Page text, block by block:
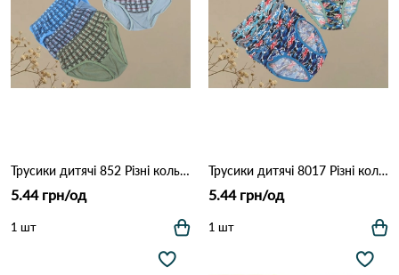
Трусики дитячі 852 Різні кольори
5.44 грн/од
1 шт
Трусики дитячі 8017 Різні кольори
5.44 грн/од
1 шт